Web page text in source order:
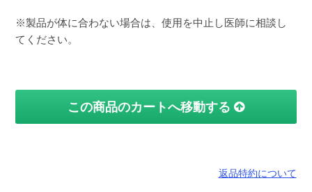
※製品が体に合わない場合は、使用を中止し医師に相談し
てください。
この商品のカートへ移動する
返品特約について